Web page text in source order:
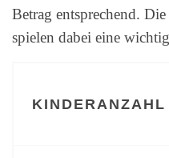
Betrag entsprechend. Die
spielen dabei eine
KINDERANZAHL